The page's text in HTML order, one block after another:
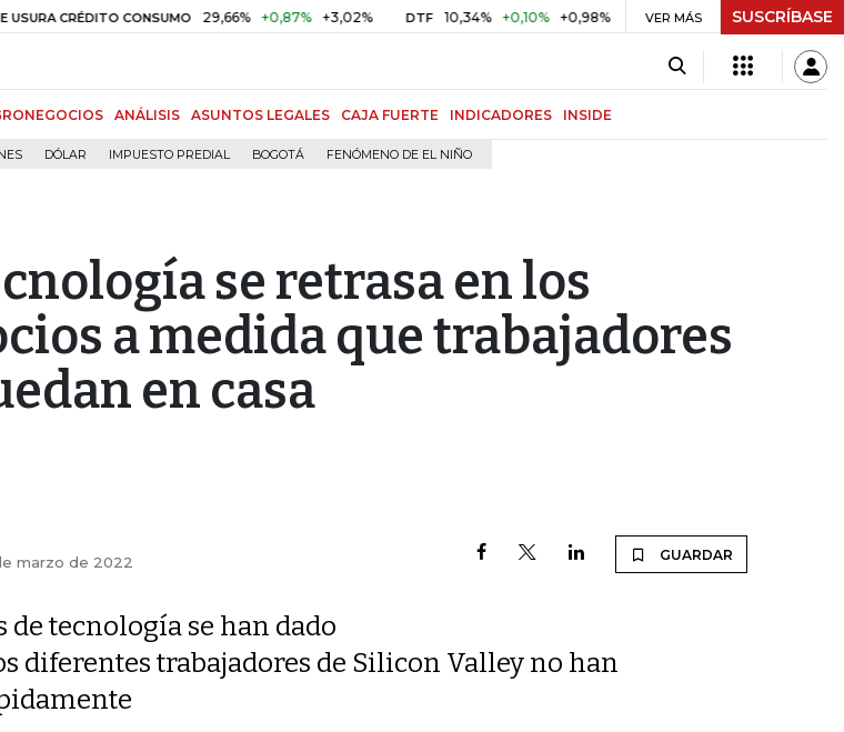
CRÉDITO CONSUMO 29,66% +0,87% +3,02% DTF 10,34% +0,10% +0,98% UVR $ 416,86 +$ 0,05 +0,01%
VER MÁS SUSCRÍBASE
ANÁLISIS ASUNTOS LEGALES CAJA FUERTE INDICADORES INSIDE
DÓLAR IMPUESTO PREDIAL BOGOTÁ FENÓMENO DE EL NIÑO
se retrasa en los
a medida que trabajadores
en casa
marzo de 2022 GUARDAR
de tecnología se han dado
diferentes trabajadores de Silicon Valley no han